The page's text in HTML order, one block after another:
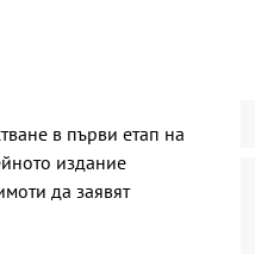
в първи етап на
издание
да заявят